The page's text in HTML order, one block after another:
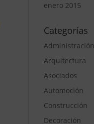
enero 2015
Categorías
Administración
Arquitectura
Asociados
Automoción
Construcción
Decoración